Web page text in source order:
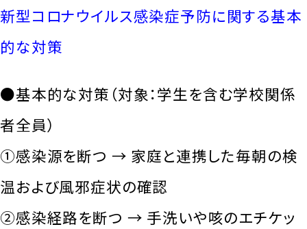
新型コロナウイルス感染症予防に関する基本
的な対策
●基本的な対策（対象：学生を含む学校関係
者全員）
①感染源を断つ → 家庭と連携した毎朝の検
温および風邪症状の確認
②感染経路を断つ → 手洗いや咳のエチケッ